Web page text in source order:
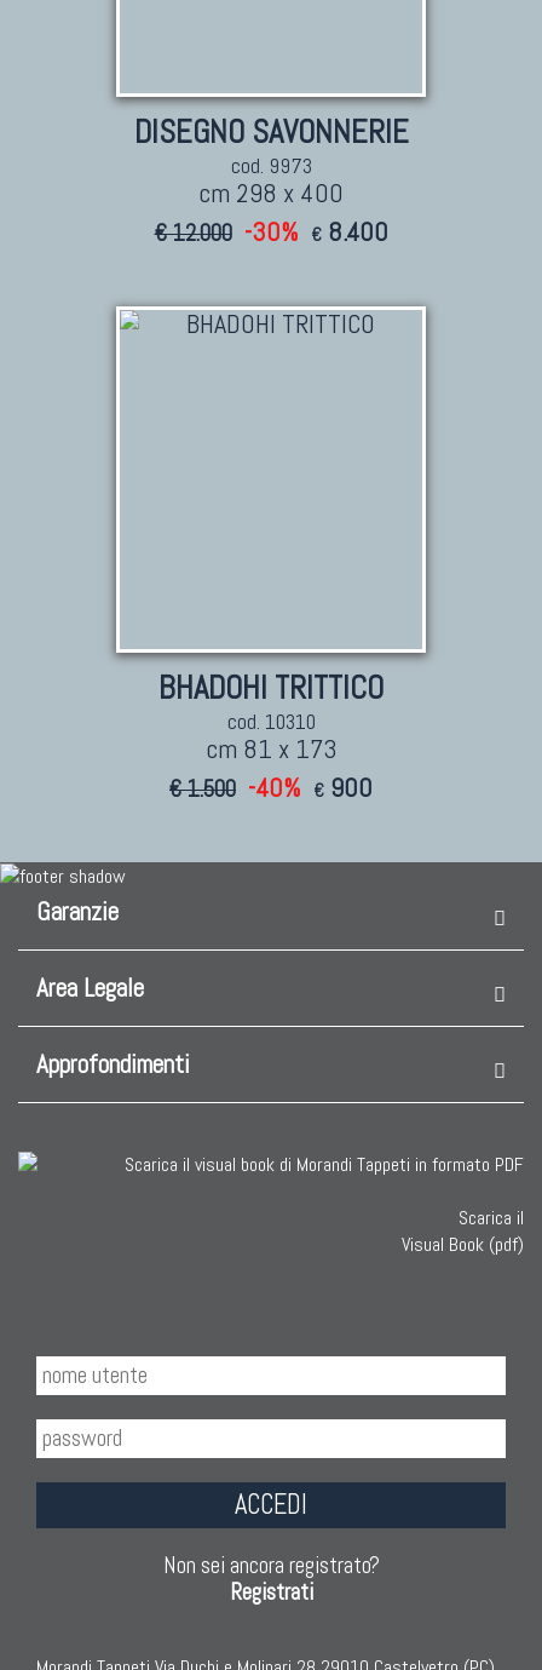
DISEGNO SAVONNERIE
cod. 9973
cm 298 x 400
€ 12.000 -30% € 8.400
BHADOHI TRITTICO
cod. 10310
cm 81 x 173
€ 1.500 -40% € 900
Garanzie
Area Legale
Approfondimenti
Scarica il
Visual Book (pdf)
ACCEDI
Non sei ancora registrato?
Registrati